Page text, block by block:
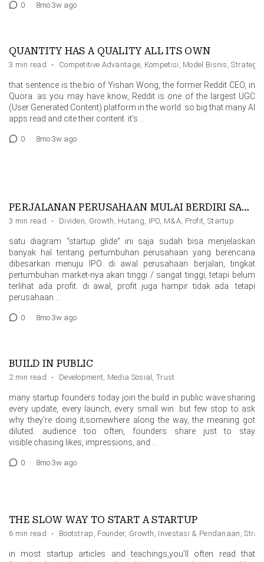
0 · 8mo 3w ago
QUANTITY HAS A QUALITY ALL ITS OWN
3 min read · Competitive Advantage, Kompetisi , Model Bisnis ,Strategic
that sentence is the bio of Yishan Wong, the former Reddit CEO, in
Quora. as you may have know, Reddit is one of the largest UGC
(User Generated Content) platform in the world. so big that many AI
apps read and cite their content. it’s …
0 · 8mo 3w ago
PERJALANAN PERUSAHAAN MULAI BERDIRI SAMPAI IPO
3 min read · Dividen, Growth, Hutang, IPO, M&A, Profit, Startup
satu diagram “startup glide” ini saja sudah bisa menjelaskan
banyak hal tentang pertumbuhan perusahaan yang berencana
dibesarkan menuju IPO. di awal perusahaan berjalan, tingkat
pertumbuhan market-nya akan tinggi / sangat tinggi, tetapi belum
terlihat ada profit. di awal, profit juga hampir tidak ada. tetapi
perusahaan …
0 · 8mo 3w ago
BUILD IN PUBLIC
2 min read · Development, Media Sosial ,Trust
many startup founders today join the build in public wave:sharing
every update, every launch, every small win. but few stop to ask
why they’re doing it;somewhere along the way, the meaning got
diluted. audience too often, founders share just to stay
visible:chasing likes, impressions, and …
0 · 8mo 3w ago
THE SLOW WAY TO START A STARTUP
6 min read · Bootstrap , Founder, Growth , Investasi & Pendanaan ,
in most startup articles and teachings,you’ll often read that